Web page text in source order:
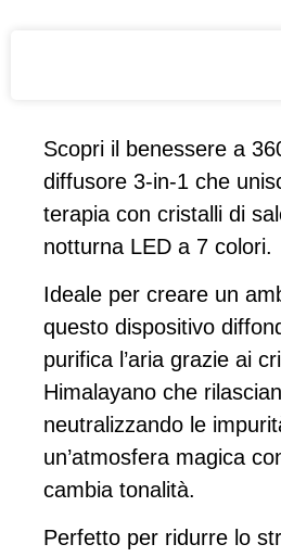
Scopri il benessere a
diffusore 3-in-1 che
terapia con cristalli di
notturna LED a 7 colori.
Ideale per creare un
questo dispositivo
purifica l’aria grazie ai
Himalayano che
neutralizzando le
un’atmosfera magica
cambia tonalità.
Perfetto per ridurre lo